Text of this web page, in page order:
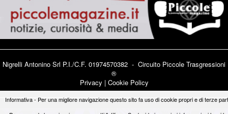
Nigrelli Antonino Srl P.I./C.F. 01974570382 - Circuito Piccole Trasgressioni
®
Privacy | Cookie Policy
Informativa - Per una migliore navigazione questo sito fa uso di cookie propri e di terze